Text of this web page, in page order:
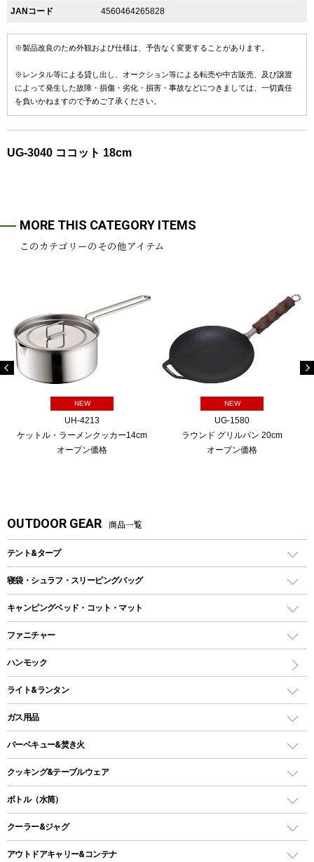
JANコード 4560464265828
※製品改良のため外観および仕様は、予告なく変更することがあります。
※レンタル等による貸し出し、オークション等による転売や中古販売、及び譲渡
によって発生した故障・損傷・劣化・損害・事故などにつきましては、一切責任
を負いかねますので予めご了承ください。
UG-3040 ココット 18cm
MORE THIS CATEGORY ITEMS
このカテゴリーのその他アイテム
NEW
UH-4213
ケットル・ラーメンクッカー14cm
オープン価格
NEW
UG-1580
ラウンド グリルパン 20cm
オープン価格
OUTDOOR GEAR 商品一覧
テント&タープ
テント
ツールームテント
ワンポールテント
シェルターテント
ロッジ型・オリジナルテント
タープ
スクエアタープ（レクタタープ）
メッシュタープ
自立式タープ
寝袋・シュラフ・スリーピングバッグ
レクタングラー型（封筒型）シュラフ
インナーシュラフ
キャンピングベッド・コット・マット
キャンピングベッド・コット
インフレータブルマット
ファニチャー
アウトドアテーブル
レジャーシート
ハンモック
ライト&ランタン
LEDランタン
ガスランタン
オイルランタン
LEDライト
ヘッドライト
キャンドル
ガス用品
ガスバーナー
ガス缶
ガストーチ、ライター
バーベキュー&焚き火
バーベキューコンロ、グリル
焚き火台タイプ（ロースタイル）グリル
卓上タイプグリル
パーティータイプグリル
クッキング&テーブルウェア
ダッチオーブン
ホットサンドメーカー
ボトル（水筒）
ステンレスボトル
クーラー&ジャグ
クーラーボックス
アウトドアキャリー&コンテナ